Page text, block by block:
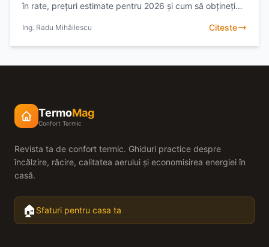
în rate, prețuri estimate pentru 2026 și cum să obțineți
Ing. Radu Mihăilescu Citeste
TermoMag
Confort Termic
Revista ta de confort termic. Ghiduri practice despre
încălzire, răcire, calitatea aerului și economisirea energiei în
casă.
🏠 Sfaturi pentru casa ta